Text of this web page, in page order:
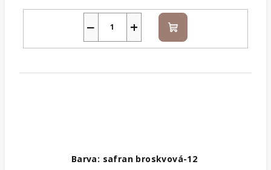
+
− Do
košíku
Barva: safran broskvová-12